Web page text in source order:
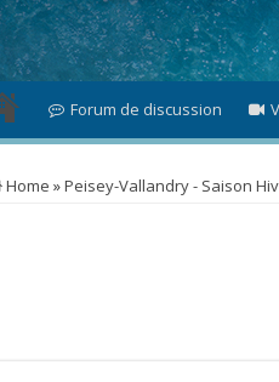
Forum de discussion
Home »Peisey-Vallandry - Saison